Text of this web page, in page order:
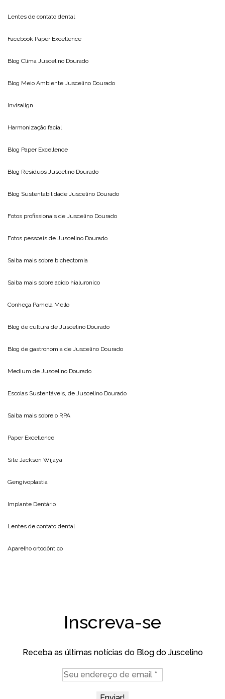
Lentes de contato dental
Facebook Paper Excellence
Blog Clima Juscelino Dourado
Blog Meio Ambiente Juscelino Dourado
Invisalign
Harmonização facial
Blog Paper Excellence
Blog Resíduos Juscelino Dourado
Blog Sustentabilidade Juscelino Dourado
Fotos profissionais de Juscelino Dourado
Fotos pessoais de Juscelino Dourado
Saiba mais sobre bichectomia
Saiba mais sobre acido hialuronico
Conheça Pamela Mello
Blog de cultura de Juscelino Dourado
Blog de gastronomia de Juscelino Dourado
Medium de Juscelino Dourado
Escolas Sustentáveis, de Juscelino Dourado
Saiba mais sobre o RPA
Paper Excellence
Site Jackson Wijaya
Gengivoplastia
Implante Dentário
Lentes de contato dental
Aparelho ortodôntico
Inscreva-se
Receba as últimas notícias do Blog do Juscelino